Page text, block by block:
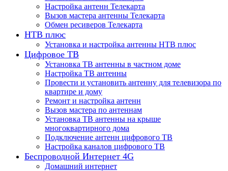
Настройка антенн Телекарта
Вызов мастера антенны Телекарта
Обмен ресиверов Телекарта
НТВ плюс
Установка и настройка антенны НТВ плюс
Цифровое ТВ
Установка ТВ антенны в частном доме
Настройка ТВ антенны
Провести и установить антенну для телевизора по
квартире и дому
Ремонт и настройка антенн
Вызов мастера по антеннам
Установка ТВ антенны на крыше
многоквартирного дома
Подключение антенн цифрового ТВ
Настройка каналов цифрового ТВ
Беспроводной Интернет 4G
Домашний интернет